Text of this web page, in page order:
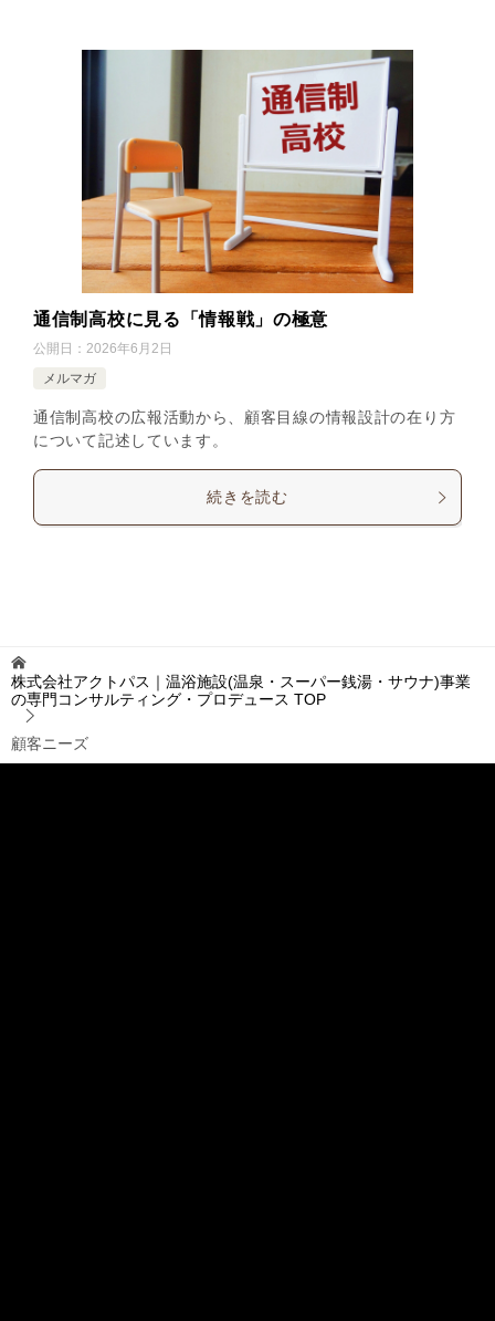
通信制高校に見る「情報戦」の極意
公開日： 2026年6月2日
メルマガ
通信制高校の広報活動から、顧客目線の情報設計の在り方
について記述しています。
続きを読む
株式会社アクトパス｜温浴施設(温泉・スーパー銭湯・サウナ)事業
の専門コンサルティング・プロデュース TOP
顧客ニーズ